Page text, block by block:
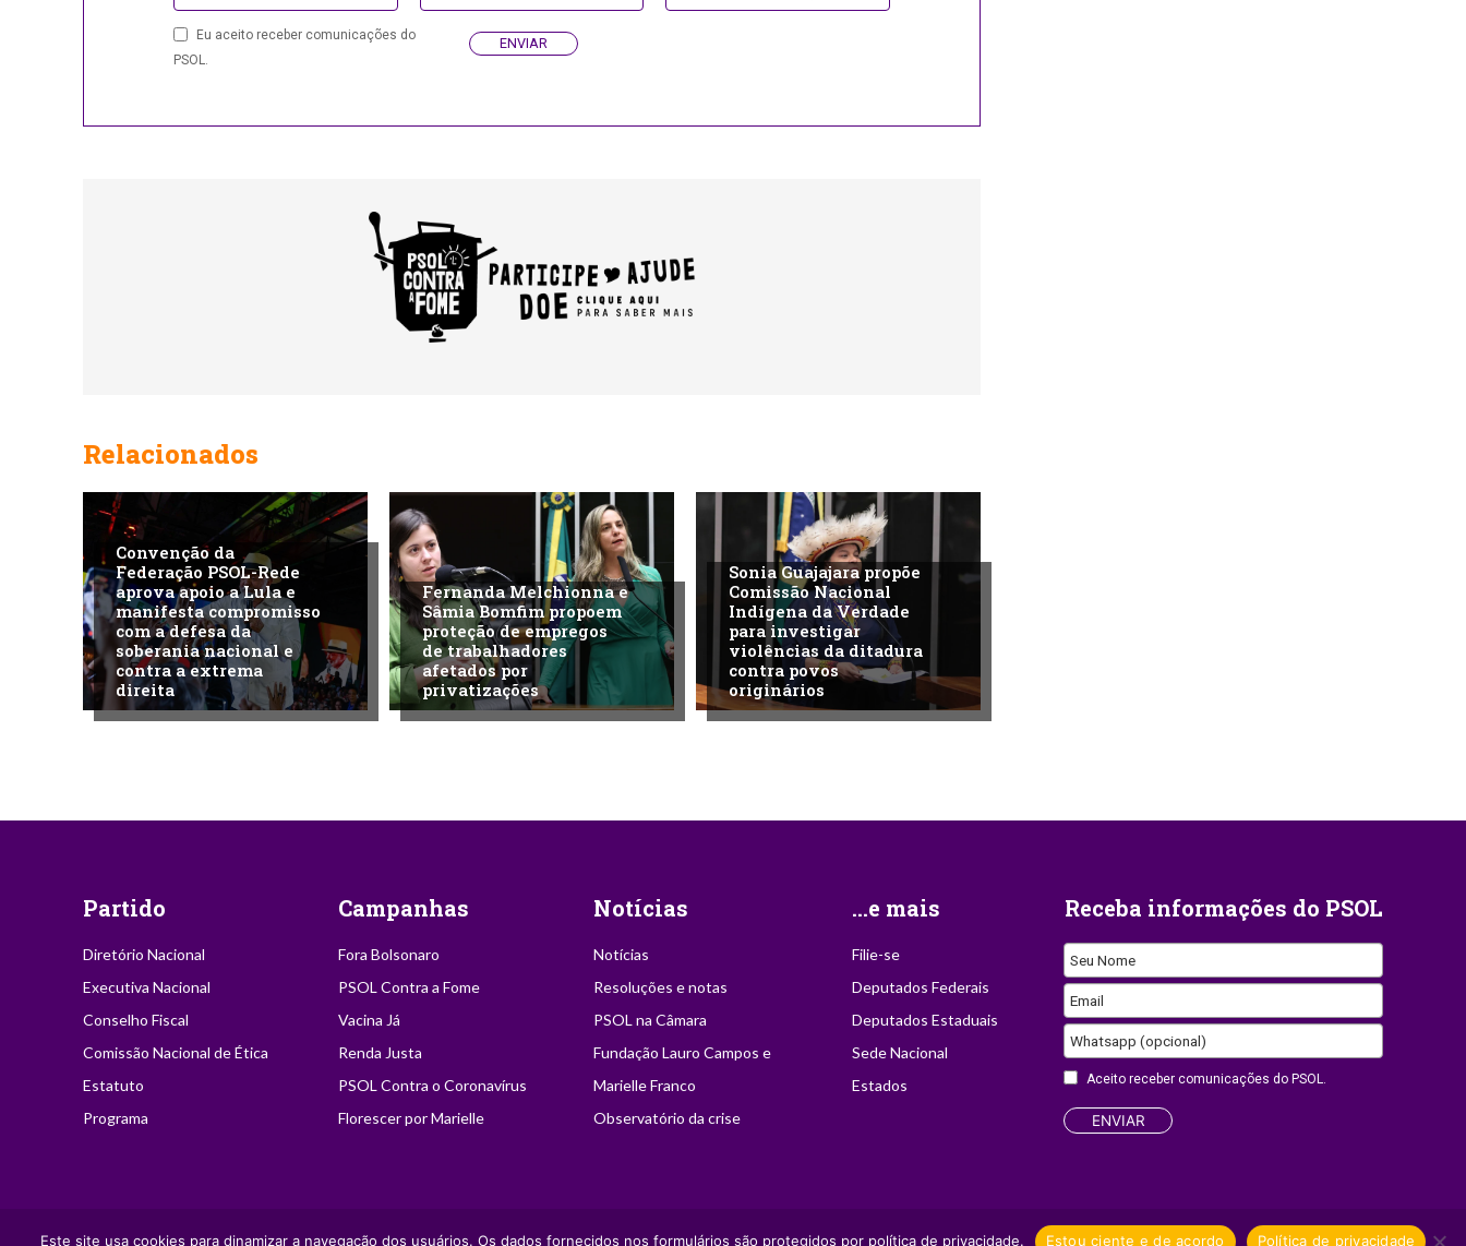
Eu aceito receber comunicações do
PSOL.
ENVIAR
Relacionados
Convenção da
Federação PSOL-Rede
aprova apoio a Lula e
manifesta compromisso
com a defesa da
soberania nacional e
contra a extrema
direita
Fernanda Melchionna e
Sâmia Bomfim propoem
proteção de empregos
de trabalhadores
afetados por
privatizações
Sonia Guajajara propõe
Comissão Nacional
Indígena da Verdade
para investigar
violências da ditadura
contra povos
originários
Partido
Diretório Nacional
Executiva Nacional
Conselho Fiscal
Comissão Nacional de Ética
Estatuto
Programa
Campanhas
Fora Bolsonaro
PSOL Contra a Fome
Vacina Já
Renda Justa
PSOL Contra o Coronavírus
Florescer por Marielle
Notícias
Notícias
Resoluções e notas
PSOL na Câmara
Fundação Lauro Campos e
Marielle Franco
Observatório da crise
...e mais
Filie-se
Deputados Federais
Deputados Estaduais
Sede Nacional
Estados
Receba informações do PSOL
Seu Nome
Email
Phone
Whatsapp (opcional)
Aceito receber comunicações do PSOL.
ENVIAR
Site desenvolvido porAppmobi
Este site usa cookies para dinamizar a navegação dos usuários. Os dados fornecidos nos formulários são protegidos por política de privacidade. Estou ciente e de acordo Política de privacidade